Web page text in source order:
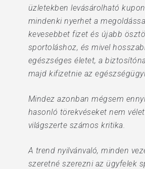
üzletekben levásárolható
mindenki nyerhet a
kevesebbet fizet és újabb
sportoláshoz, és mivel
egészséges életet, a
majd kifizetnie az
Mindez azonban mégsem
hasonló törekvéseket nem
világszerte számos kritika.
A trend nyilvánvaló, minden
szeretné szerezni az ügyfelek